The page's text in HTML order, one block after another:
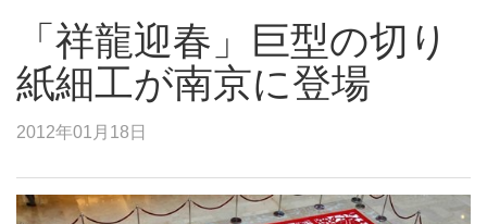
「祥龍迎春」巨型の切り
紙細工が南京に登場
2012年01月18日